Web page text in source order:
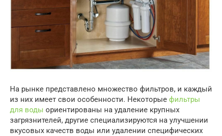
На рынке представлено множество фильтров, и каждый
из них имеет свои особенности. Некоторые фильтры
для воды ориентированы на удаление крупных
загрязнителей, другие специализируются на улучшении
вкусовых качеств воды или удалении специфических